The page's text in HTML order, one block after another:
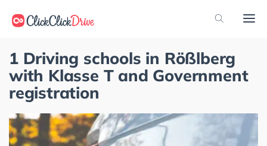
1 Driving schools in Rößlberg
with Klasse T and Government
registration